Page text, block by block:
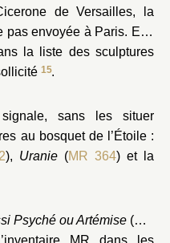
de Versailles, la
pas envoyée à Paris. Elle
la liste des sculptures
15.
sans les situer
au bosquet de l’Étoile :
), Uranie (MR 364) et la
Psyché ou Artémise(MR